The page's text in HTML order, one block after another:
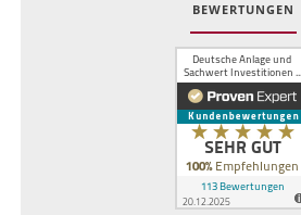
BEWERTUNGEN